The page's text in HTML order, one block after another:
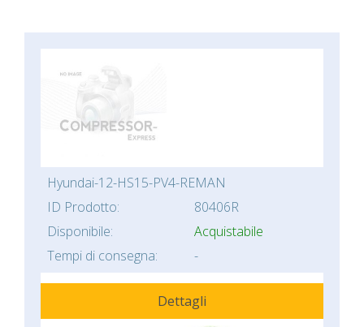
Hyundai-12-HS15-PV4-REMAN
ID Prodotto:
80406R
Disponibile:
Acquistabile
Tempi di consegna:
-
Dettagli